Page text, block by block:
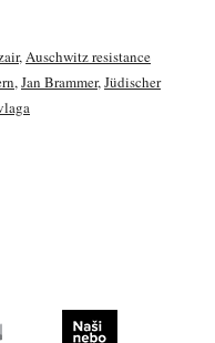
,Auschwitz resistance
,Jan Brammer,Jüdischer